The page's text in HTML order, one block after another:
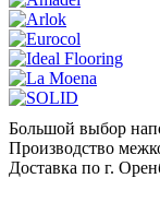
Большой выбор
Производство
Доставка по г.